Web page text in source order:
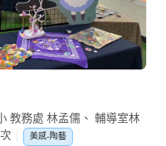
教務處 林孟儒、 輔導室林
美感-陶藝